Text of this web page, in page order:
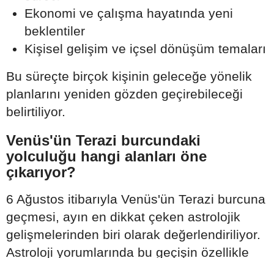
Ekonomi ve çalışma hayatında yeni
beklentiler
Kişisel gelişim ve içsel dönüşüm temaları
Bu süreçte birçok kişinin geleceğe yönelik
planlarını yeniden gözden geçirebileceği
belirtiliyor.
Venüs'ün Terazi burcundaki
yolculuğu hangi alanları öne
çıkarıyor?
6 Ağustos itibarıyla Venüs'ün Terazi burcuna
geçmesi, ayın en dikkat çeken astrolojik
gelişmelerinden biri olarak değerlendiriliyor.
Astroloji yorumlarında bu geçişin özellikle